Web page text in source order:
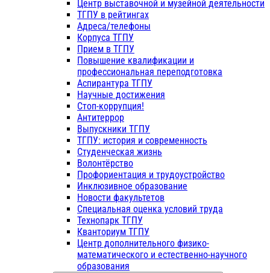
Центр выставочной и музейной деятельности
ТГПУ в рейтингах
Адреса/телефоны
Корпуса ТГПУ
Прием в ТГПУ
Повышение квалификации и
профессиональная переподготовка
Аспирантура ТГПУ
Научные достижения
Стоп-коррупция!
Антитеррор
Выпускники ТГПУ
ТГПУ: история и современность
Студенческая жизнь
Волонтёрство
Профориентация и трудоустройство
Инклюзивное образование
Новости факультетов
Специальная оценка условий труда
Технопарк ТГПУ
Кванториум ТГПУ
Центр дополнительного физико-
математического и естественно-научного
образования